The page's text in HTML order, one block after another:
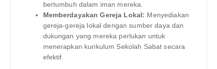
bertumbuh dalam iman mereka.
Memberdayakan Gereja Lokal: Menyediakan
gereja-gereja lokal dengan sumber daya dan
dukungan yang mereka perlukan untuk
menerapkan kurikulum Sekolah Sabat secara
efektif.